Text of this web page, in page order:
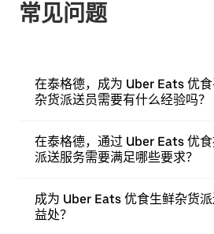
常见问题
在泰格德，成为 Uber Eats 优
杂货派送员需要有什么经验吗？
在泰格德，通过 Uber Eats 优
派送服务需要满足哪些要求？
成为 Uber Eats 优食生鲜杂货
益处？